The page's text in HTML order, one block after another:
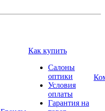
Как купить
Салоны
оптики
Условия
оплаты
Гарантия на